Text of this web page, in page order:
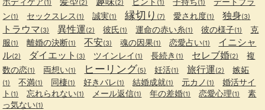
(1) (2) (2) (1) (1)
ン(1) セックスレス (1) 誠実(1) 縁切り (7) 愛され度(1) 独身(3)
トラウマ(3) 異性運(2) 彼氏(1) 運命の赤い糸(1) 彼の様子(1)
克
服(1) 離婚の決断(1) 不安(3) 魂の因果(1) 恋愛占い(1)
イニシャ
ル(2) ダイエット (3) ツインレイ (1) 長続き (1) セレブ婚(2)
複
数の恋(1) 両想い(1) ヒーリング(5) 妊活(1) 旅行運(2) 嫉妬
(1) 不満(1) 同棲(1) 好きバレ(1) 結婚成就(1) 元カノ (1)
婚活サイ
ト (1) 忘れられない(1) メール返信(1) 年の差婚(1) 恋愛心理(1)
素
っ気ない(1)